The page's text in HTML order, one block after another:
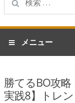
ナ
ビ
ゲ
シ
ョ
コ
ン
テ
ツ
へ
メニュー
業者一覧
勝てるBO攻
実践8】トレ